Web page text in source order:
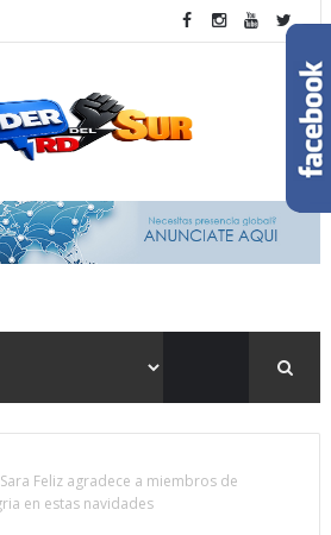
Sara Feliz agradece a miembros de
en estas navidades